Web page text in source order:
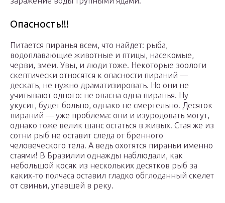
Опасность!!!
Питается пиранья всем, что найдет: рыба,
водоплавающие животные и птицы, насекомые,
черви, змеи. Увы, и люди тоже. Некоторые зоологи
скептически относятся к опасности пираний —
дескать, не нужно драматизировать. Но они не
учитывают одного: не опасна одна пиранья. Ну
укусит, будет больно, однако не смертельно. Десяток
пираний — уже проблема: они и изуродовать могут,
однако тоже велик шанс остаться в живых. Стая же из
сотни рыб не оставит следа от бренного
человеческого тела. А ведь охотятся пираньи именно
стаями! В Бразилии однажды наблюдали, как
небольшой косяк из нескольких десятков рыб за
каких-то полчаса оставил гладко обглоданный скелет
от свиньи, упавшей в реку.